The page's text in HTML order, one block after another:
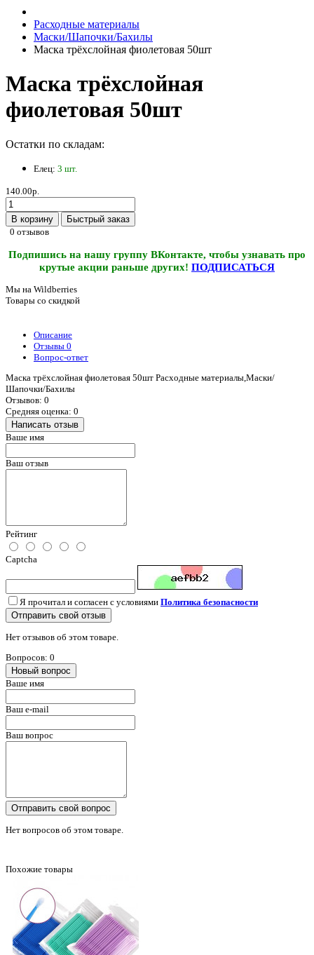
Расходные материалы
Маски/Шапочки/Бахилы
Маска трёхслойная фиолетовая 50шт
Маска трёхслойная
фиолетовая 50шт
Остатки по складам:
Елец: 3 шт.
140.00р.
В корзину
Быстрый заказ
0 отзывов
Подпишись на нашу группу ВКонтакте, чтобы узнавать про
крутые акции раньше других! ПОДПИСАТЬСЯ
Мы на Wildberries
Товары со скидкой
Описание
Отзывы 0
Вопрос-ответ
Маска трёхслойная фиолетовая 50шт Расходные материалы,Маски/
Шапочки/Бахилы
Отзывов: 0
Средняя оценка: 0
Написать отзыв
Ваше имя
Ваш отзыв
Рейтинг
Captcha
Я прочитал и согласен с условиями Политика безопасности
Отправить свой отзыв
Нет отзывов об этом товаре.
Вопросов: 0
Новый вопрос
Ваше имя
Ваш e-mail
Ваш вопрос
Отправить свой вопрос
Нет вопросов об этом товаре.
Похожие товары